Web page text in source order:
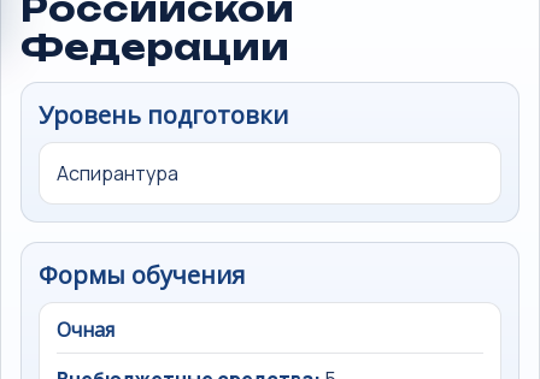
Российской
Федерации
Уровень подготовки
Аспирантура
Формы обучения
Очная